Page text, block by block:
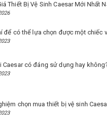
Caesar có đáng sử dụng hay